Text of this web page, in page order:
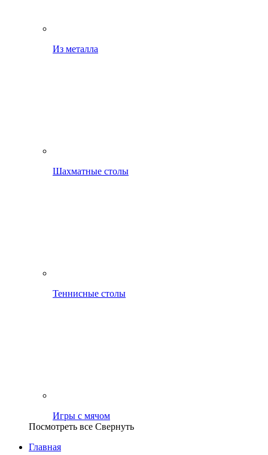
Из металла
Шахматные столы
Теннисные столы
Игры с мячом
Посмотреть все Свернуть
Главная